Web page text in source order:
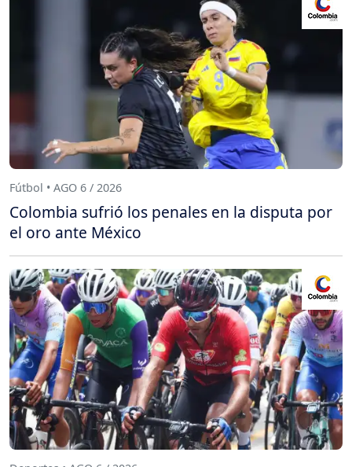
Fútbol • AGO 6 / 2026
Colombia sufrió los penales en la disputa por
el oro ante México